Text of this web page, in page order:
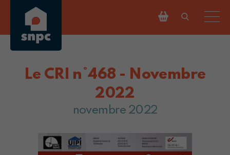
Le CRI n°468 - Novembre
2022
novembre 2022